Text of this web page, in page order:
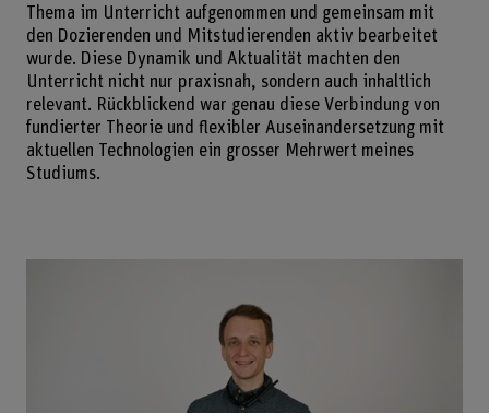
Thema im Unterricht aufgenommen und gemeinsam mit
den Dozierenden und Mitstudierenden aktiv bearbeitet
wurde. Diese Dynamik und Aktualität machten den
Unterricht nicht nur praxisnah, sondern auch inhaltlich
relevant. Rückblickend war genau diese Verbindung von
fundierter Theorie und flexibler Auseinandersetzung mit
aktuellen Technologien ein grosser Mehrwert meines
Studiums.